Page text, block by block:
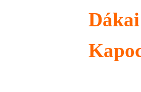
Dákai
Kapocsi